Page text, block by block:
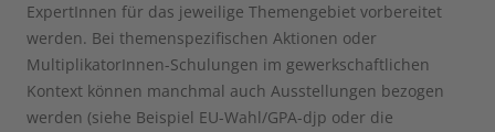
ExpertInnen für das jeweilige Themengebiet vorbereitet
werden. Bei themenspezifischen Aktionen oder
MultiplikatorInnen-Schulungen im gewerkschaftlichen
Kontext können manchmal auch Ausstellungen bezogen
werden (siehe Beispiel EU-Wahl/GPA-djp oder die